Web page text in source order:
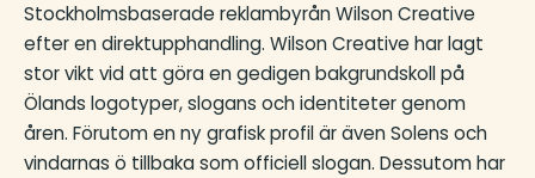
Stockholmsbaserade reklambyrån Wilson Creative
efter en direktupphandling. Wilson Creative har lagt
stor vikt vid att göra en gedigen bakgrundskoll på
Ölands logotyper, slogans och identiteter genom
åren. Förutom en ny grafisk profil är även Solens och
vindarnas ö tillbaka som officiell slogan. Dessutom har